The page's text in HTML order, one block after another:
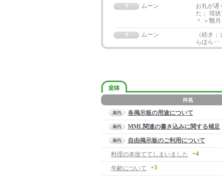
ムーン
お礼が遅
た； 現
＾ ＞翳
ムーン
（続き
らほら‥
各掲示板の用途について
MML関連の書き込みに関する補足
自由掲示板のご利用について
料理の本捨ててしまいました
+4
年齢について +3